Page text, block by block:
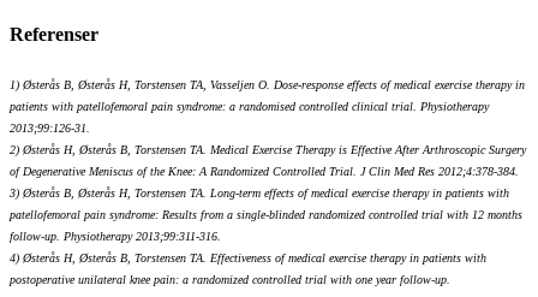
Referenser
1) Østerås B, Østerås H, Torstensen TA, Vasseljen O. Dose-response effects of medical exercise therapy in
patients with patellofemoral pain syndrome: a randomised controlled clinical trial. Physiotherapy
2013;99:126-31.
2) Østerås H, Østerås B, Torstensen TA. Medical Exercise Therapy is Effective After Arthroscopic Surgery
of Degenerative Meniscus of the Knee: A Randomized Controlled Trial. J Clin Med Res 2012;4:378-384.
3) Østerås B, Østerås H, Torstensen TA. Long-term effects of medical exercise therapy in patients with
patellofemoral pain syndrome: Results from a single-blinded randomized controlled trial with 12 months
follow-up. Physiotherapy 2013;99:311-316.
4) Østerås H, Østerås B, Torstensen TA. Effectiveness of medical exercise therapy in patients with
postoperative unilateral knee pain: a randomized controlled trial with one year follow-up.